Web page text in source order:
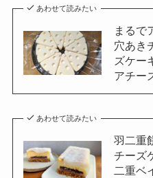
あわせて読みたい
まるで
穴あき
ズケー
アチー
あわせて読みたい
羽二重
チーズ
二重ベ